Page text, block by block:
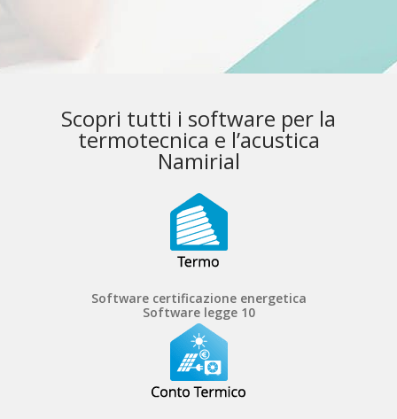
Scopri tutti i software per la
termotecnica e l’acustica
Namirial
Software certificazione energetica
Software legge 10